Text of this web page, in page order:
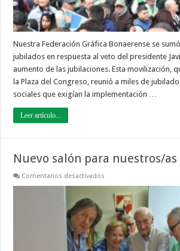
Nuestra Federación Gráfica Bonaerense se
jubilados en respuesta al veto del presidente
aumento de las jubilaciones. Esta movilización,
la Plaza del Congreso, reunió a miles de
sociales que exigían la implementación …
Leer artículo...
Nuevo salón para nuestros/
Comentarios desactivados
para
nuestros/as
jubilados/as